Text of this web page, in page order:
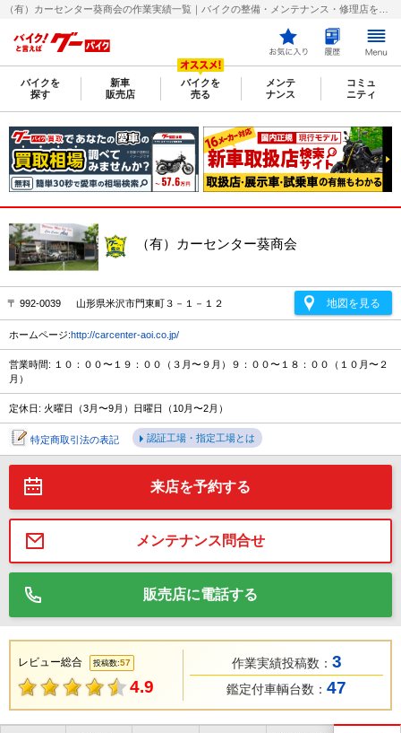
バイクを
探す
新車
販売店
バイクを
売る
メンテ
ナンス
コミュ
ニティ
（有）カーセンター葵商会
〒 992-0039 山形県米沢市門東町３－１－１２ 地図を見る
ホームページ:http://carcenter-aoi.co.jp/
営業時間: １０：００〜１９：００（３月〜９月）９：００〜１８：００（１０月〜２
月）
定休日: 火曜日（3月〜9月）日曜日（10月〜2月）
特定商取引法の表記 認証工場・指定工場とは
来店を予約する
メンテナンス問合せ
販売店に電話する
レビュー総合 投稿数:57
4.9
作業実績投稿数： 3
鑑定付車輌台数： 47